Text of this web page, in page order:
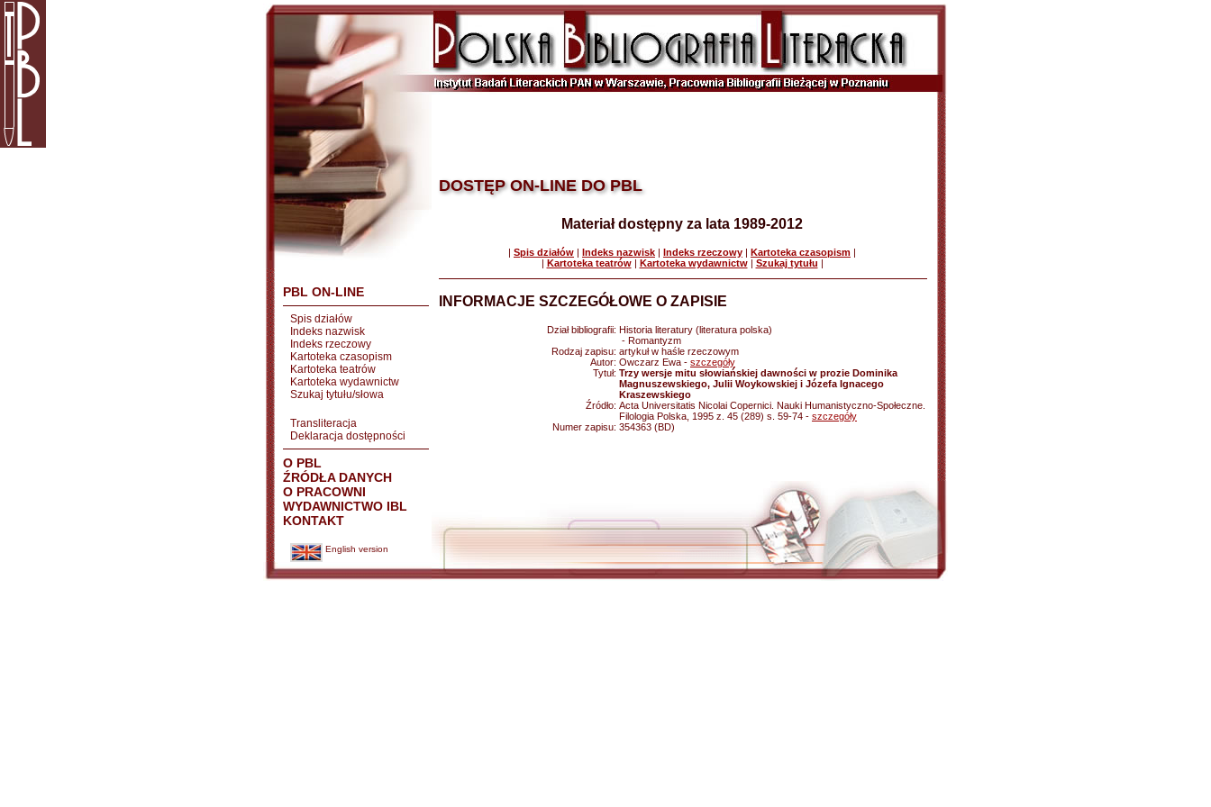
PBL ON-LINE
Spis działów
Indeks nazwisk
Indeks rzeczowy
Kartoteka czasopism
Kartoteka teatrów
Kartoteka wydawnictw
Szukaj tytułu/słowa
Transliteracja
Deklaracja dostępności
O PBL
ŹRÓDŁA DANYCH
O PRACOWNI
WYDAWNICTWO IBL
KONTAKT
English version
DOSTĘP ON-LINE DO PBL
Materiał dostępny za lata 1989-2012
| Spis działów | Indeks nazwisk | Indeks rzeczowy | Kartoteka czasopism |
| Kartoteka teatrów| Kartoteka wydawnictw| Szukaj tytułu |
INFORMACJE SZCZEGÓŁOWE O ZAPISIE
Dział bibliografii: Historia literatury (literatura polska)
- Romantyzm
Rodzaj zapisu: artykuł w haśle rzeczowym
Autor: Owczarz Ewa - szczegóły
Tytuł: Trzy wersje mitu słowiańskiej dawności w prozie Dominika
Magnuszewskiego, Julii Woykowskiej i Józefa Ignacego
Kraszewskiego
Źródło: Acta Universitatis Nicolai Copernici. Nauki Humanistyczno-Społeczne.
Filologia Polska, 1995 z. 45 (289) s. 59-74 - szczegóły
Numer zapisu: 354363 (BD)